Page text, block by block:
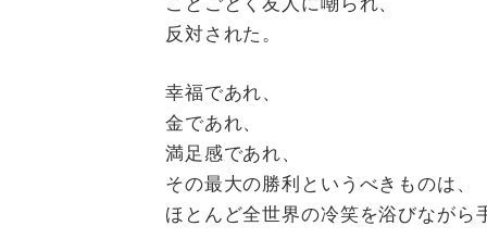
反対された。
幸福であれ、
金であれ、
満足感であれ、
その最大の勝利というべきものは、
ほとんど全世界の冷笑を浴びながら